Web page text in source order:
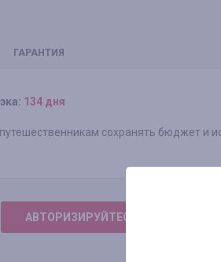
ГАРАНТИЯ
134 дня
сохранять бюджет и
АВТОРИЗИРУЙТЕСЬ, ЧТОБЫ